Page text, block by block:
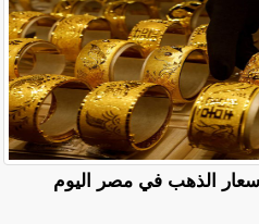
6708 جنيهًا.. أسعار الذهب في مصر اليوم